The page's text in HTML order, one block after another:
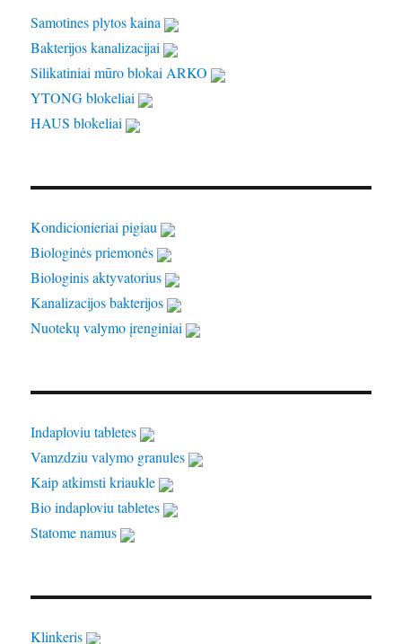
Samotines plytos kaina
Bakterijos kanalizacijai
Silikatiniai mūro blokai ARKO
YTONG blokeliai
HAUS blokeliai
Kondicionieriai pigiau
Biologinės priemonės
Biologinis aktyvatorius
Kanalizacijos bakterijos
Nuotekų valymo įrenginiai
Indaploviu tabletes
Vamzdziu valymo granules
Kaip atkimsti kriaukle
Bio indaploviu tabletes
Statome namus
Klinkeris